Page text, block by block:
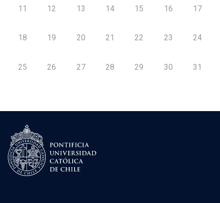
11 12 13 14 15 16 17
18 19 20 21 22 23 24
25 26 27 28 29 30 31